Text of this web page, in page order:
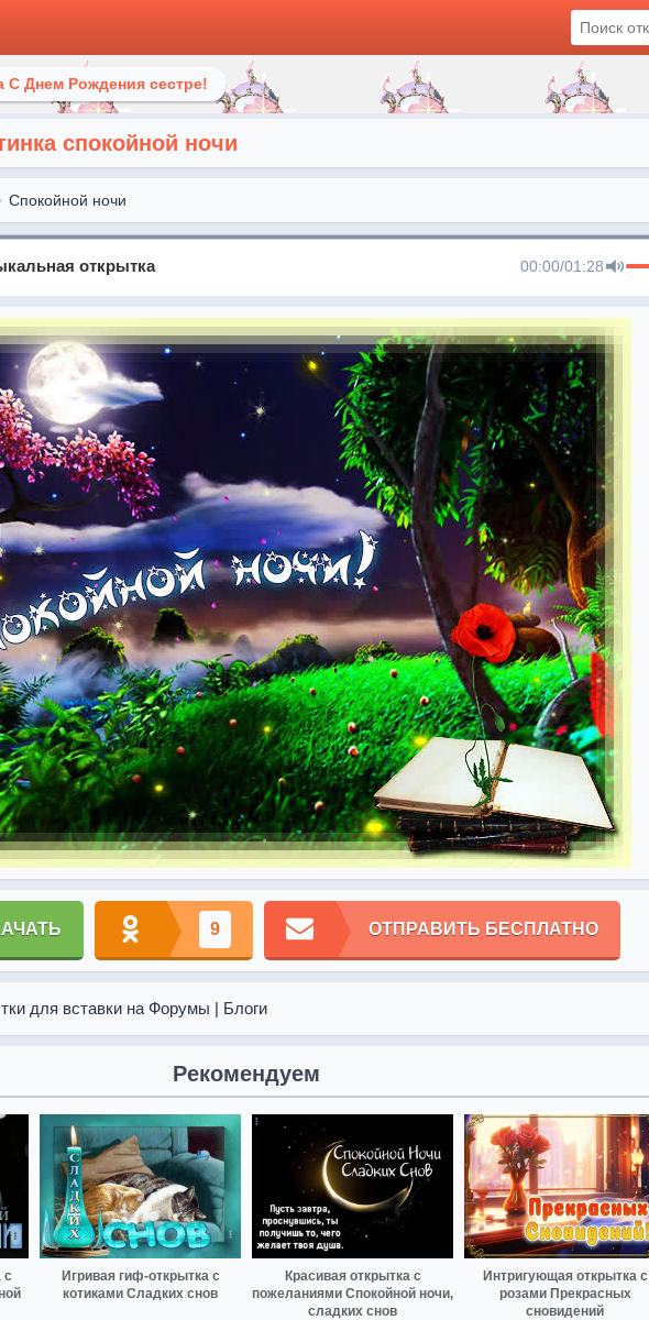
С Днем Рождения сестре!
спокойной ночи
Спокойной ночи
открытка 00:00/01:28
9 ОТПРАВИТЬ БЕСПЛАТНО
для вставки на Форумы | Блоги
Рекомендуем
с
Игривая гиф-открытка с
котиками Сладких снов
Красивая открытка с
пожеланиями Спокойной ночи,
сладких снов
Интригующая открытка с
розами Прекрасных
сновидений